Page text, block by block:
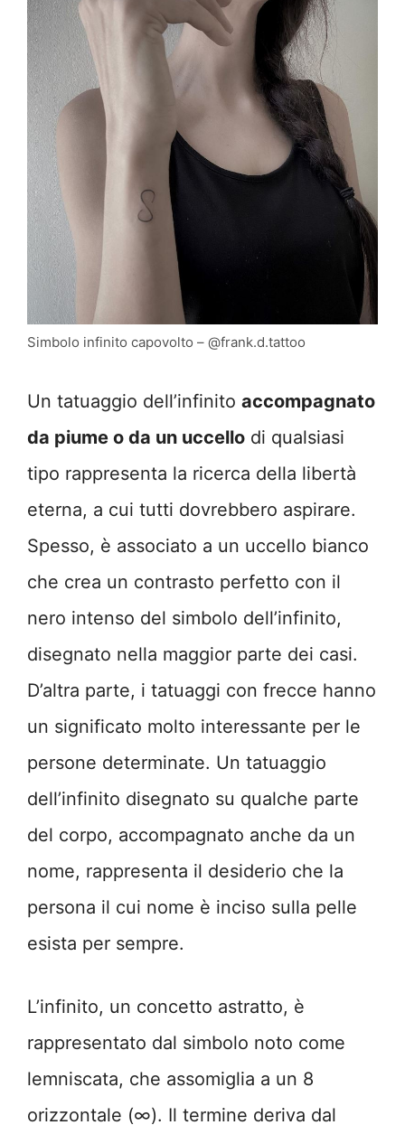
Simbolo infinito capovolto – @frank.d.tattoo
Un tatuaggio dell’infinito accompagnato
da piume o da un uccello di qualsiasi
tipo rappresenta la ricerca della libertà
eterna, a cui tutti dovrebbero aspirare.
Spesso, è associato a un uccello bianco
che crea un contrasto perfetto con il
nero intenso del simbolo dell’infinito,
disegnato nella maggior parte dei casi.
D’altra parte, i tatuaggi con frecce hanno
un significato molto interessante per le
persone determinate. Un tatuaggio
dell’infinito disegnato su qualche parte
del corpo, accompagnato anche da un
nome, rappresenta il desiderio che la
persona il cui nome è inciso sulla pelle
esista per sempre.
L’infinito, un concetto astratto, è
rappresentato dal simbolo noto come
lemniscata, che assomiglia a un 8
orizzontale (∞). Il termine deriva dal